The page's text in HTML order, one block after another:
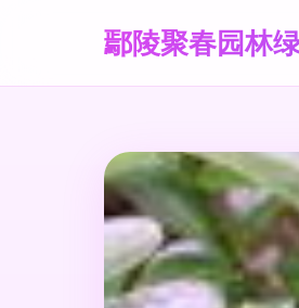
鄢陵聚春园林